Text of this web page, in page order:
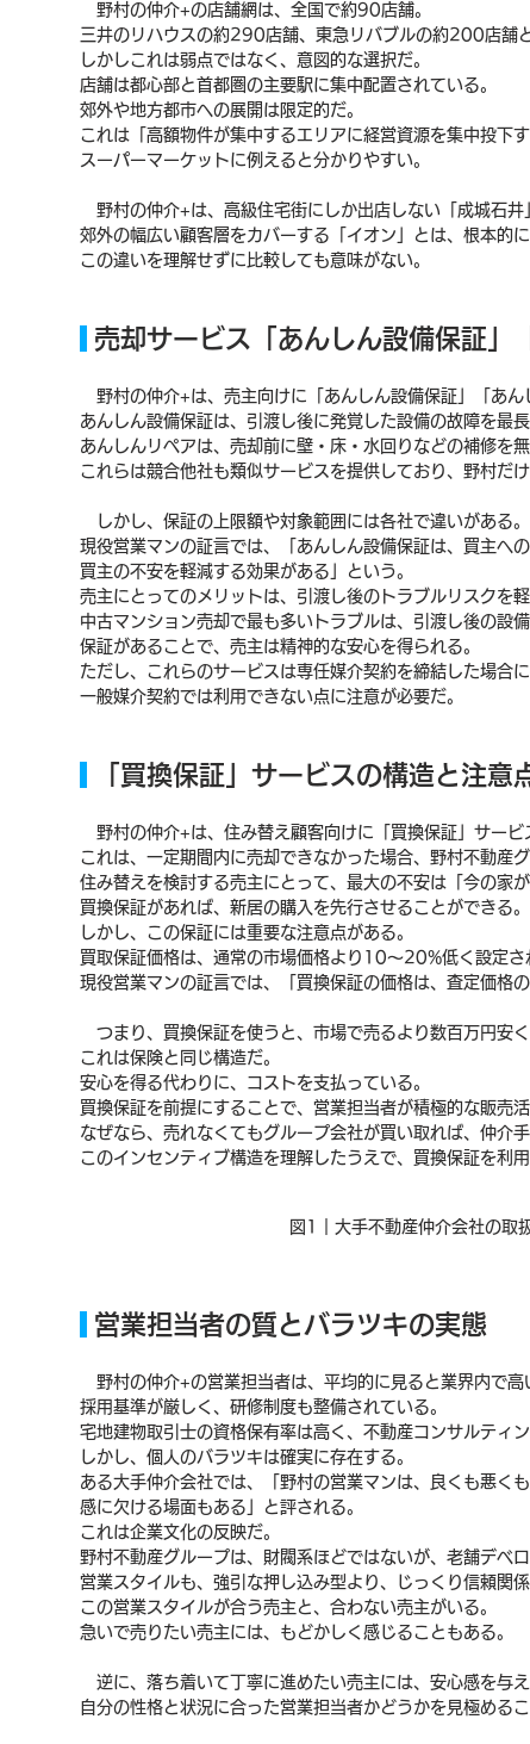
野村の仲介+の店舗網は、全国で約90店舗。
三井のリハウスの約290店舗、東急リバブルの約200店舗
しかしこれは弱点ではなく、意図的な選択だ。
店舗は都心部と首都圏の主要駅に集中配置されている。
郊外や地方都市への展開は限定的だ。
これは「高額物件が集中するエリアに経営資源を集中投下
スーパーマーケットに例えると分かりやすい。
野村の仲介+は、高級住宅街にしか出店しない「成城石井
郊外の幅広い顧客層をカバーする「イオン」とは、根本的
この違いを理解せずに比較しても意味がない。
売却サービス「あんしん設備保証」
野村の仲介+は、売主向けに「あんしん設備保証」「あん
あんしん設備保証は、引渡し後に発覚した設備の故障を最
あんしんリペアは、売却前に壁・床・水回りなどの補修を
これらは競合他社も類似サービスを提供しており、野村だ
しかし、保証の上限額や対象範囲には各社で違いがある。
現役営業マンの証言では、「あんしん設備保証は、買主へ
買主の不安を軽減する効果がある」という。
売主にとってのメリットは、引渡し後のトラブルリスクを軽
中古マンション売却で最も多いトラブルは、引渡し後の設
保証があることで、売主は精神的な安心を得られる。
ただし、これらのサービスは専任媒介契約を締結した場合に
一般媒介契約では利用できない点に注意が必要だ。
「買換保証」サービスの構造と注意
野村の仲介+は、住み替え顧客向けに「買換保証」サービ
これは、一定期間内に売却できなかった場合、野村不動産
住み替えを検討する売主にとって、最大の不安は「今の家
買換保証があれば、新居の購入を先行させることができる。
しかし、この保証には重要な注意点がある。
買取保証価格は、通常の市場価格より10〜20%低く設定さ
現役営業マンの証言では、「買換保証の価格は、査定価格
つまり、買換保証を使うと、市場で売るより数百万円安く
これは保険と同じ構造だ。
安心を得る代わりに、コストを支払っている。
買換保証を前提にすることで、営業担当者が積極的な販売
なぜなら、売れなくてもグループ会社が買い取れば、仲介
このインセンティブ構造を理解したうえで、買換保証を利
図1｜大手不動産仲介会社の取
営業担当者の質とバラツキの実態
野村の仲介+の営業担当者は、平均的に見ると業界内で高
採用基準が厳しく、研修制度も整備されている。
宅地建物取引士の資格保有率は高く、不動産コンサルティ
しかし、個人のバラツキは確実に存在する。
ある大手仲介会社では、「野村の営業マンは、良くも悪く
感に欠ける場面もある」と評される。
これは企業文化の反映だ。
野村不動産グループは、財閥系ほどではないが、老舗デベ
営業スタイルも、強引な押し込み型より、じっくり信頼関
この営業スタイルが合う売主と、合わない売主がいる。
急いで売りたい売主には、もどかしく感じることもある。
逆に、落ち着いて丁寧に進めたい売主には、安心感を与え
自分の性格と状況に合った営業担当者かどうかを見極めるこ